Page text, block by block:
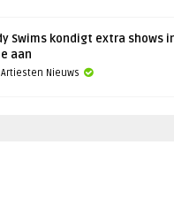
Swims kondigt extra shows
aan
Artiesten Nieuws